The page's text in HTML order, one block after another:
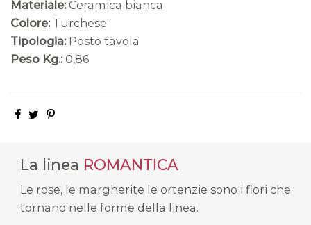
Materiale: Ceramica bianca
Colore: Turchese
Tipologia: Posto tavola
Peso Kg.: 0,86
La linea ROMANTICA
Le rose, le margherite le ortenzie sono i fiori che
tornano nelle forme della linea.